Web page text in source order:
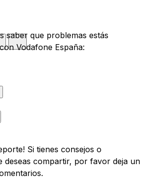
saber que problemas estás
Vodafone España:
Si tienes consejos o
deseas compartir, por favor deja un